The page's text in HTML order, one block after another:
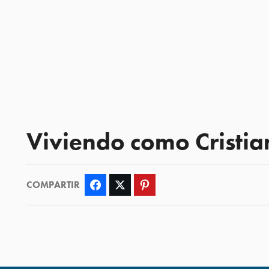
Viviendo como
COMPARTIR Facebook Twitter